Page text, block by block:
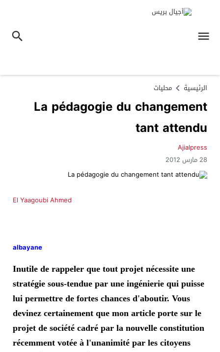
الرئيسية محليات
La pédagogie du changement
tant attendu
Ajialpress
28 مارس 2012
El Yaagoubi Ahmed
albayane
Inutile de rappeler que tout projet nécessite une
stratégie sous-tendue par une ingénierie qui puisse
lui permettre de fortes chances d'aboutir. Vous
devinez certainement que mon article porte sur le
projet de société cadré par la nouvelle constitution
récemment votée à l'unanimité par les citoyens